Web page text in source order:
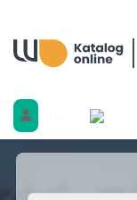
Biblioteka